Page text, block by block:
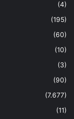
(4)
(195)
(60)
(10)
(3)
(90)
(7.677)
(11)